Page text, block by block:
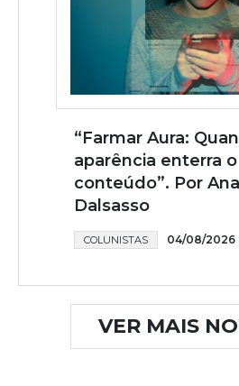
“Farmar Aura:
aparência enterra o
conteúdo”. Por Ana
Dalsasso
COLUNISTAS 04/08/2026
VER MAIS